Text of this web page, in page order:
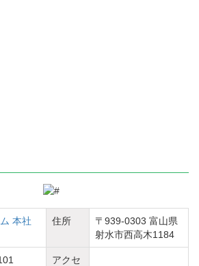
本社 住所
〒939-0303 富山県
射水市西高木1184
アクセ